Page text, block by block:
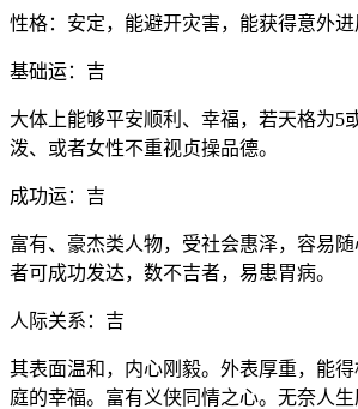
性格：安定，能避开灾害，能获得意外
基础运：吉
大体上能够平安顺利、幸福，若天格为5
泼、或者女性不重视贞操品德。
成功运：吉
富有、豪杰类人物，受社会惠泽，容易
者可成功发达，数不吉者，易患胃病。
人际关系：吉
其表面温和，内心刚毅。外表厚重，能
庭的幸福。富有义侠同情之心。无奈人